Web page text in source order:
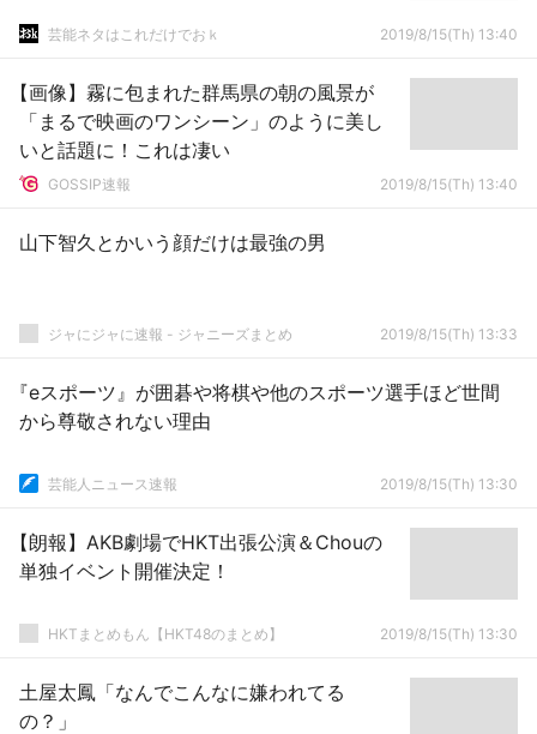
芸能ネタはこれだけでおｋ 2019/8/15(Th) 13:40
【画像】霧に包まれた群馬県の朝の風景が
「まるで映画のワンシーン」のように美し
いと話題に！これは凄い
GOSSIP速報 2019/8/15(Th) 13:40
山下智久とかいう顔だけは最強の男
ジャにジャに速報 - ジャニーズまとめ 2019/8/15(Th) 13:33
『eスポーツ』が囲碁や将棋や他のスポーツ選手ほど世間
から尊敬されない理由
芸能人ニュース速報 2019/8/15(Th) 13:30
【朗報】AKB劇場でHKT出張公演＆Chouの
単独イベント開催決定！
HKTまとめもん【HKT48のまとめ】 2019/8/15(Th) 13:30
土屋太鳳「なんでこんなに嫌われてる
の？」